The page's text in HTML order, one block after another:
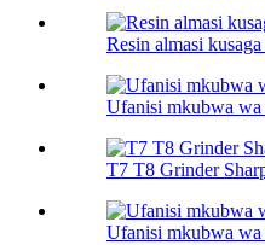
Resin almasi
Ufanisi mkubwa wa
T7 T8 Grinder
Ufanisi mkubwa wa